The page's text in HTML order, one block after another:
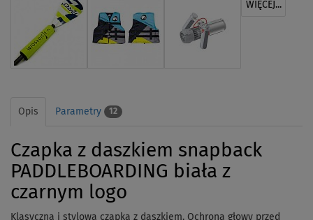
WIĘCEJ...
Opis Parametry 12
Czapka z daszkiem snapback
PADDLEBOARDING biała z
czarnym logo
Klasyczna i stylowa czapka z daszkiem. Ochrona głowy przed